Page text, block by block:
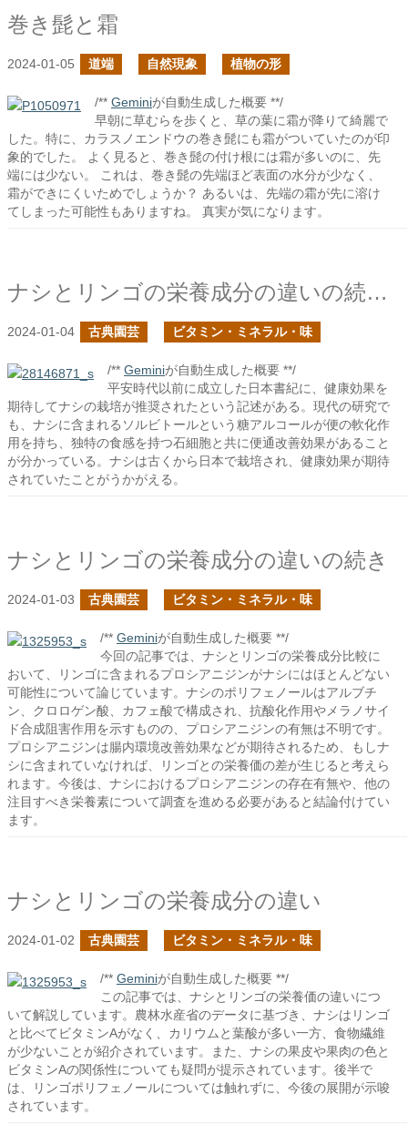
巻き髭と霜
2024-01-05 道端 自然現象 植物の形
/** Geminiが自動生成した概要 **/
早朝に草むらを歩くと、草の葉に霜が降りて綺麗で
した。特に、カラスノエンドウの巻き髭にも霜がついていたのが印
象的でした。 よく見ると、巻き髭の付け根には霜が多いのに、先
端には少ない。 これは、巻き髭の先端ほど表面の水分が少なく、
霜ができにくいためでしょうか？ あるいは、先端の霜が先に溶け
てしまった可能性もありますね。 真実が気になります。
ナシとリンゴの栄養成分の違いの続きの続き
2024-01-04 古典園芸 ビタミン・ミネラル・味
/** Geminiが自動生成した概要 **/
平安時代以前に成立した日本書紀に、健康効果を
期待してナシの栽培が推奨されたという記述がある。現代の研究で
も、ナシに含まれるソルビトールという糖アルコールが便の軟化作
用を持ち、独特の食感を持つ石細胞と共に便通改善効果があること
が分かっている。ナシは古くから日本で栽培され、健康効果が期待
されていたことがうかがえる。
ナシとリンゴの栄養成分の違いの続き
2024-01-03 古典園芸 ビタミン・ミネラル・味
/** Geminiが自動生成した概要 **/
今回の記事では、ナシとリンゴの栄養成分比較に
おいて、リンゴに含まれるプロシアニジンがナシにはほとんどない
可能性について論じています。ナシのポリフェノールはアルブチ
ン、クロロゲン酸、カフェ酸で構成され、抗酸化作用やメラノサイ
ド合成阻害作用を示すものの、プロシアニジンの有無は不明です。
プロシアニジンは腸内環境改善効果などが期待されるため、もしナ
シに含まれていなければ、リンゴとの栄養価の差が生じると考えら
れます。今後は、ナシにおけるプロシアニジンの存在有無や、他の
注目すべき栄養素について調査を進める必要があると結論付けてい
ます。
ナシとリンゴの栄養成分の違い
2024-01-02 古典園芸 ビタミン・ミネラル・味
/** Geminiが自動生成した概要 **/
この記事では、ナシとリンゴの栄養価の違いにつ
いて解説しています。農林水産省のデータに基づき、ナシはリンゴ
と比べてビタミンAがなく、カリウムと葉酸が多い一方、食物繊維
が少ないことが紹介されています。また、ナシの果皮や果肉の色と
ビタミンAの関係性についても疑問が提示されています。後半で
は、リンゴポリフェノールについては触れずに、今後の展開が示唆
されています。